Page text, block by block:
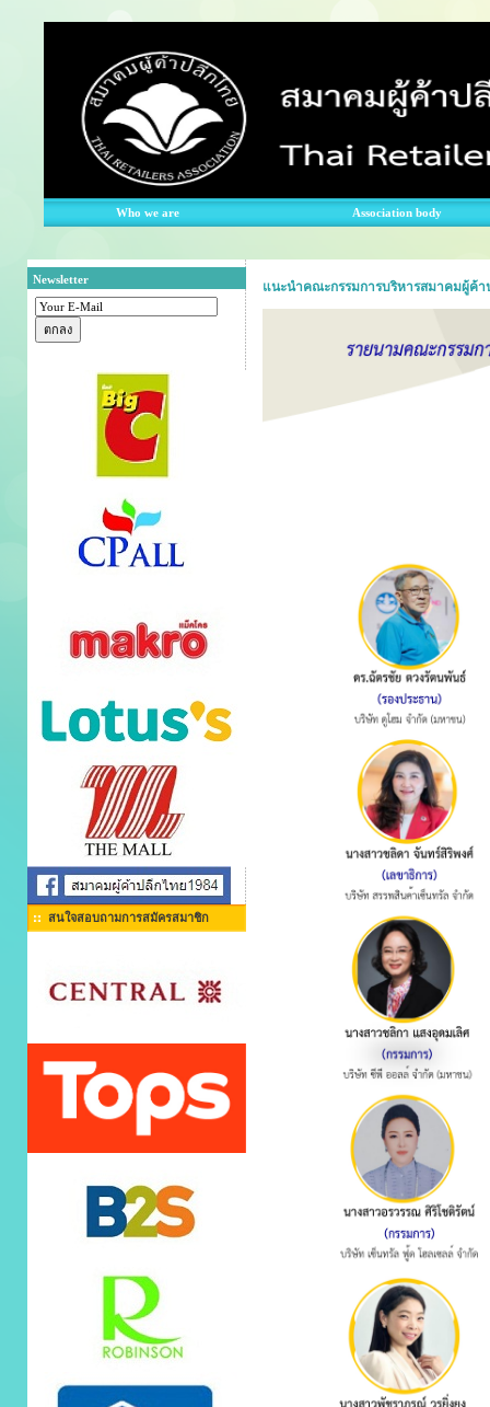
Who we are Association body
Newsletter
สนใจสอบถามการสมัครสมาชิก
แนะนำคณะกรรมการบริหารสมาคมผู้ค้าป